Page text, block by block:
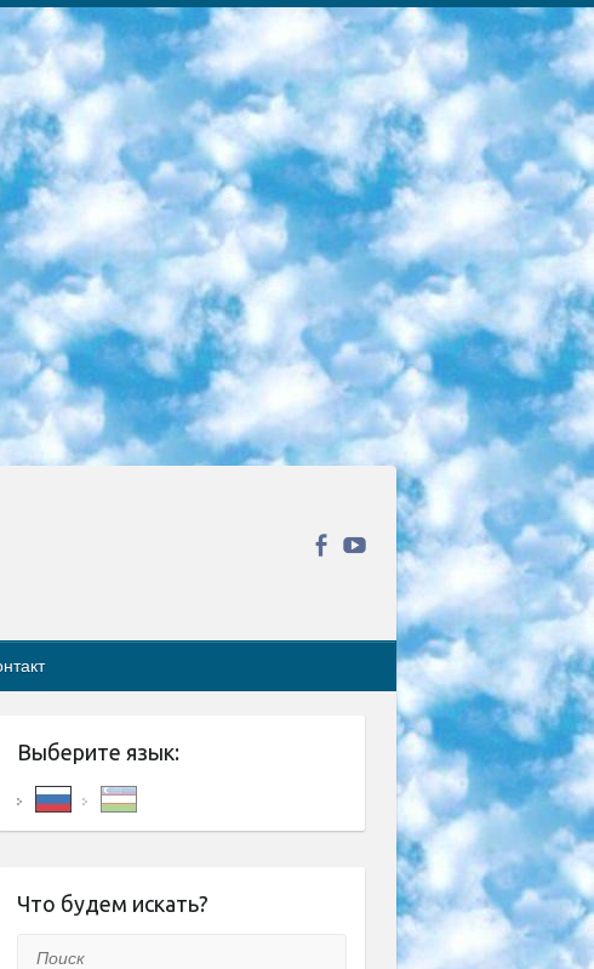
(ИТМО). Ресурс предоставляет свободный доступ к курсам, разработанным в этом вузе. Каталог материалов разбит на четыре категории: «Оптические системы и технологии», «Приборостроение и робототехника», «Информационные технологии» и «Биотехнологии». Курсы состоят из видеолекций, интерактивных демонстраций и заданий. 5. «КиберЛенинка» Электронная научная библиотека открытого доступа. Каталог площадки регулярно обрастает текстами статей из различных научных изданий. Сгруппированные по журналам и рубрикам публикации можно читать онлайн или скачивать целиком в PDF-формате. Проект нацелен на популяризацию науки за счёт открытого доступа к качественной информации. 6. «ПостНаука» На этом ресурсе публикуют подборки видеолекций, составленные экспертами из разных отраслей и объединённые общими темами. Среди них, к примеру, есть серии «Биоинформатика и геномика», «Культура средневековой Скандинавии» и Cinema Studies о теории кино. Каждая подборка лекций — логически связанная история, рассказанная экспертом от первого лица. Кроме того, на сайте появляются научно-образовательные статьи и тесты на разные темы. 7. «Newочём» Команда проекта «Newочём» отбирает самые интересные тексты из англоязычных СМИ и переводит те из них, за которые голосуют участники сообщества «ВКонтакте». По большей части это научно-популярные статьи. Редакторы придумывают лишь заголовки, в остальном содержание переводов соответствует оригиналам. Полные тексты можно читать прямо в социальной сети. 8. InternetUrok Онлайн-база материалов по основным дисциплинам школьной программы. Информация на сайте структурирована по классам, предметам и темам (урокам). Каждый урок состоит из видеолекций и конспектов. Есть также интерактивные тренажёры и тесты для закрепления пройденного материала. Даже если вы давно окончили школу, возможность повторить программу старших классов всегда может пригодиться. 9. Edutainme Ещё один ресурс об образовании. В отличие от Newtonew, как мне кажется, Edutainme больше ориентируется на представителей индустрии: педагогов, предпринимателей, разработчиков образовательных проектов. Но и любой, кто просто стремится к саморазвитию, найдёт на сайте много полезного и интересного для себя. Например, информацию о новых курсах и образовательных сервисах. 10. Newtonew Онлайн-медиа об образовании и обучении в широком смысле. Авторы Newtonew пишут об инструментах, заведениях, тактиках и стратегиях, которые помогают учить других и получать новые знания самостоятельно. На этой площадке вы найдёте новости, обзоры, аналитические мат
Выберите язык:
Что будем искать?
Поиск